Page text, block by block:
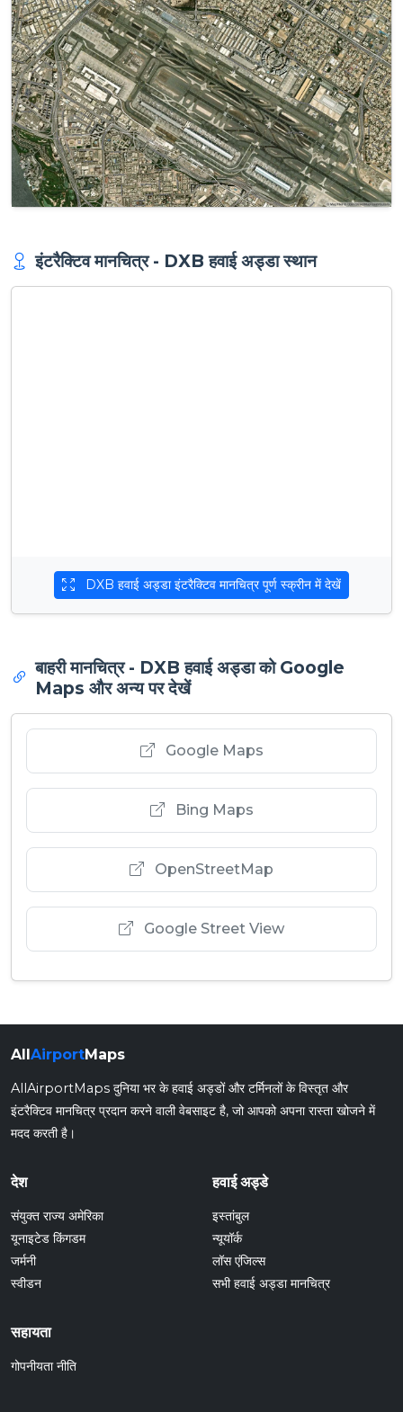
इंटरैक्टिव मानचित्र - DXB हवाई अड्डा स्थान
DXB हवाई अड्डा इंटरैक्टिव मानचित्र पूर्ण स्क्रीन में देखें
बाहरी मानचित्र - DXB हवाई अड्डा को Google
Maps और अन्य पर देखें
Google Maps
Bing Maps
OpenStreetMap
Google Street View
All AirportMaps
AllAirportMaps दुनिया भर के हवाई अड्डों और टर्मिनलों के विस्तृत और
इंटरैक्टिव मानचित्र प्रदान करने वाली वेबसाइट है, जो आपको अपना रास्ता खोजने में
मदद करती है।
देश
संयुक्त राज्य अमेरिका
यूनाइटेड किंगडम
जर्मनी
स्वीडन
हवाई अड्डे
इस्तांबुल
न्यूयॉर्क
लॉस एंजिल्स
सभी हवाई अड्डा मानचित्र
सहायता
गोपनीयता नीति